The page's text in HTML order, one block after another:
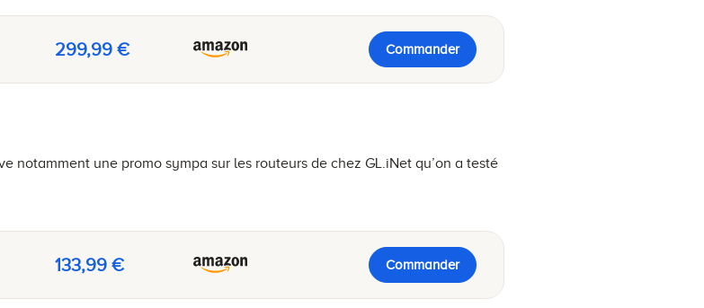
299,99 € Commander
notamment une promo sympa sur les routeurs de chez GL.iNet qu’on a testé
133,99 € Commander